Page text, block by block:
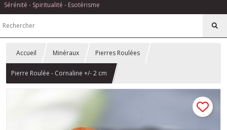
Sérénité - Spiritualité - Esotérisme
Accueil Minéraux Pierres Roulées
Pierre Roulée - Cornaline +/- 2 cm